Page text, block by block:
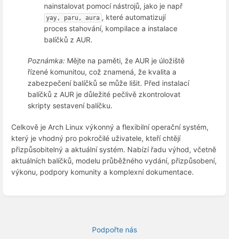
nainstalovat pomocí nástrojů, jako je např
yay, paru, aura , které automatizují
proces stahování, kompilace a instalace
balíčků z AUR.
Poznámka: Mějte na paměti, že AUR je úložiště
řízené komunitou, což znamená, že kvalita a
zabezpečení balíčků se může lišit. Před instalací
balíčků z AUR je důležité pečlivě zkontrolovat
skripty sestavení balíčku.
Celkově je Arch Linux výkonný a flexibilní operační systém,
který je vhodný pro pokročilé uživatele, kteří chtějí
přizpůsobitelný a aktuální systém. Nabízí řadu výhod, včetně
aktuálních balíčků, modelu průběžného vydání, přizpůsobení,
výkonu, podpory komunity a komplexní dokumentace.
Podpořte nás